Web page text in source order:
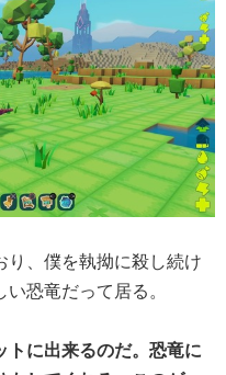
、僕を執拗に殺し続け
恐竜だって居る。
に出来るのだ。恐竜に